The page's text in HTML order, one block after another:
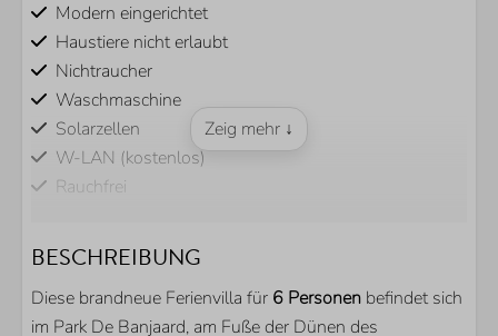
Modern eingerichtet
Haustiere nicht erlaubt
Nichtraucher
Waschmaschine
Solarzellen
W-LAN (kostenlos)
Rauchfrei
BADEZIMMER
Begehbare Dusche
Toilette
Zeig mehr ↓
BESCHREIBUNG
Diese brandneue Ferienvilla für 6 Personen befindet sich
im Park De Banjaard, am Fuße der Dünen des